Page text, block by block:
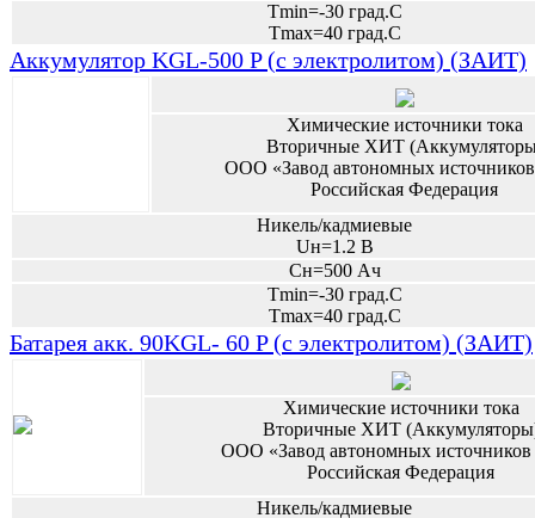
Tmin=-30 град.С
Tmax=40 град.С
Аккумулятор KGL-500 P (с электролитом) (ЗАИТ)
Химические источники тока
Вторичные ХИТ
ООО «Завод автономных источников
Российская Федерация
Никель/кадмиевые
Uн=1.2 В
Сн=500 Ач
Tmin=-30 град.С
Tmax=40 град.С
Батарея акк. 90KGL- 60 P (с электролитом) (ЗАИТ)
Химические источники тока
Вторичные ХИТ
ООО «Завод автономных источников
Российская Федерация
Никель/кадмиевые